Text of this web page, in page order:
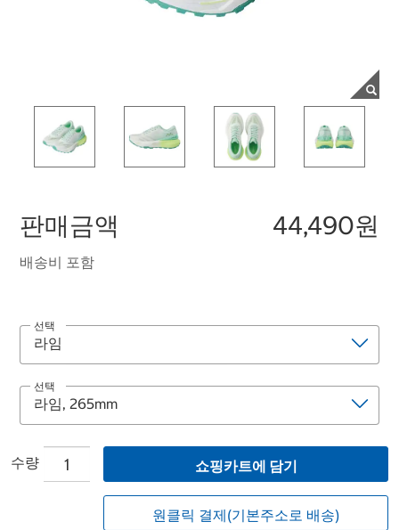
판매금액 44,490원
배송비 포함
선택
선택
수량 쇼핑카트에 담기
원클릭 결제(기본주소로 배송)